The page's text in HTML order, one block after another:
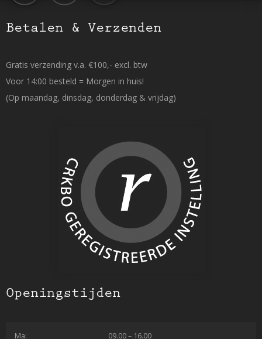
Betalen & Verzenden
Gratis verzending v.a. €100,- excl. btw
Voor 14:00 besteld = Morgen in huis!
(Op maandag, dinsdag, donderdag & vrijdag)
Openingstijden
Ma: 09.00 – 16.00